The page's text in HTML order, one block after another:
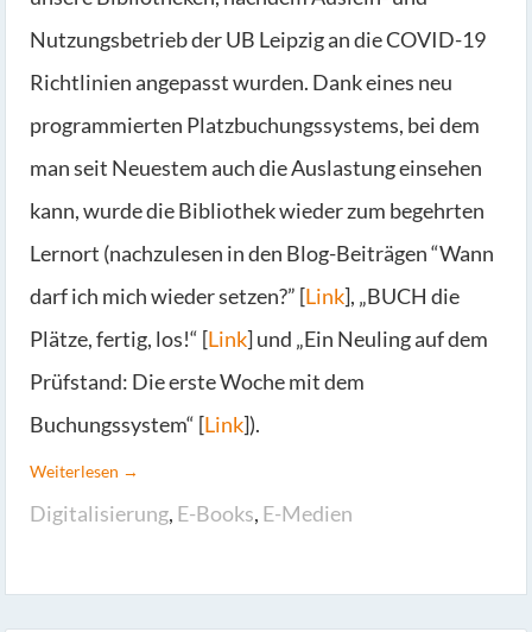
Nutzungsbetrieb der UB Leipzig an die COVID-19
Richtlinien angepasst wurden. Dank eines neu
programmierten Platzbuchungssystems, bei dem
man seit Neuestem auch die Auslastung einsehen
kann, wurde die Bibliothek wieder zum begehrten
Lernort (nachzulesen in den Blog-Beiträgen “Wann
darf ich mich wieder setzen?” [Link], „BUCH die
Plätze, fertig, los!“ [Link] und „Ein Neuling auf dem
Prüfstand: Die erste Woche mit dem
Buchungssystem“ [Link]).
Weiterlesen →
Digitalisierung, E-Books, E-Medien